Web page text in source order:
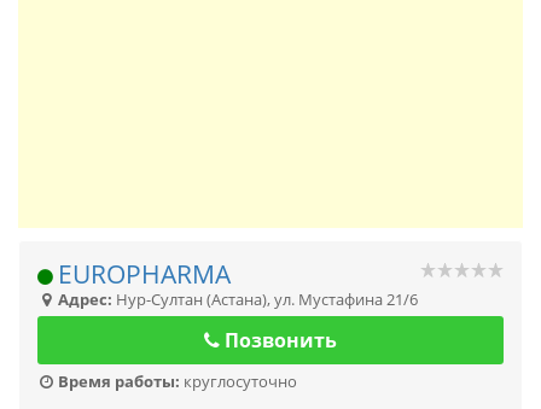
EUROPHARMA
Адрес: Нур-Султан (Астана),ул. Мустафина 21/6
Позвонить
Время работы: круглосуточно